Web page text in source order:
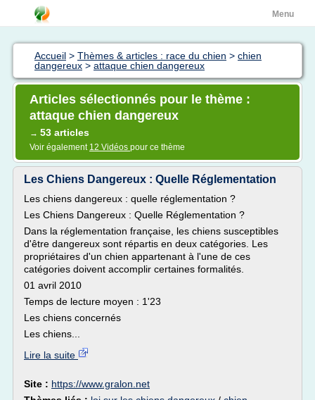
Menu
Accueil > Thèmes & articles : race du chien > chien
dangereux > attaque chien dangereux
Articles sélectionnés pour le thème :
attaque chien dangereux
→ 53 articles
Voir également 12 Vidéos pour ce thème
Les Chiens Dangereux : Quelle Réglementation
Les chiens dangereux : quelle réglementation ?
Les Chiens Dangereux : Quelle Réglementation ?
Dans la réglementation française, les chiens susceptibles
d'être dangereux sont répartis en deux catégories. Les
propriétaires d'un chien appartenant à l'une de ces
catégories doivent accomplir certaines formalités.
01 avril 2010
Temps de lecture moyen : 1'23
Les chiens concernés
Les chiens...
Lire la suite
Site : https://www.gralon.net